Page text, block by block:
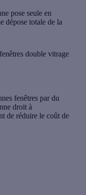
pose seule en
dépose totale de la
double vitrage
fenêtres par du
droit à
de réduire le coût de